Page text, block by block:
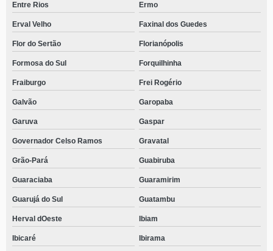
Entre Rios Ermo
Erval Velho Faxinal dos Guedes
Flor do Sertão Florianópolis
Formosa do Sul Forquilhinha
Fraiburgo Frei Rogério
Galvão Garopaba
Garuva Gaspar
Governador Celso Ramos Gravatal
Grão-Pará Guabiruba
Guaraciaba Guaramirim
Guarujá do Sul Guatambu
Herval dOeste Ibiam
Ibicaré Ibirama